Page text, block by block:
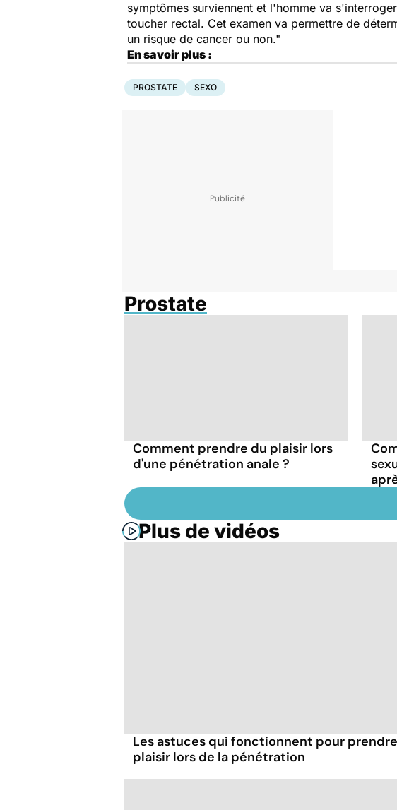
symptômes surviennent et l'homme va
toucher rectal. Cet examen va permettre de
un risque de cancer ou non."
En savoir plus :
PROSTATE SEXO
Prostate
Comment prendre du plaisir lors
d'une pénétration anale ?
Plus de vidéos
Les astuces qui fonctionnent pour
plaisir lors de la pénétration